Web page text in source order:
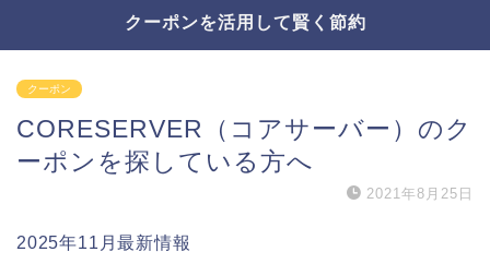
クーポンを活用して賢く節約
クーポン
CORESERVER（コアサーバー）のク
ーポンを探している方へ
2021年8月25日
2025年11月最新情報